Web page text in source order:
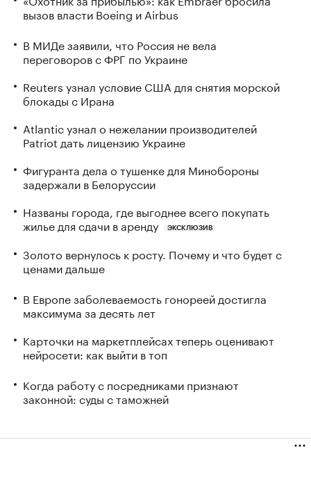
вызов власти Boeing и Airbus
В МИДе заявили, что Россия не вела
переговоров с ФРГ по Украине
Reuters узнал условие США для снятия морской
блокады с Ирана
Atlantic узнал о нежелании производителей
Patriot дать лицензию Украине
Фигуранта дела о тушенке для Минобороны
задержали в Белоруссии
Названы города, где выгоднее всего покупать
жилье для сдачи в аренду
ЭКСКЛЮЗИВ
Золото вернулось к росту. Почему и что будет с
ценами дальше
В Европе заболеваемость гонореей достигла
максимума за десять лет
Карточки на маркетплейсах теперь оценивают
нейросети: как выйти в топ
Когда работу с посредниками признают
законной: суды с таможней